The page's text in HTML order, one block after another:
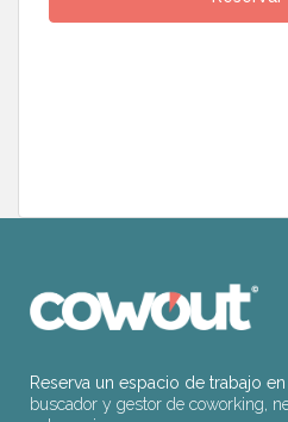
Reserva un espacio de trabajo
buscador y gestor de coworking,